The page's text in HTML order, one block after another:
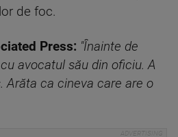
de foc.
Press: "Înainte de
avocatul său din oficiu. A
Arăta ca cineva care are o